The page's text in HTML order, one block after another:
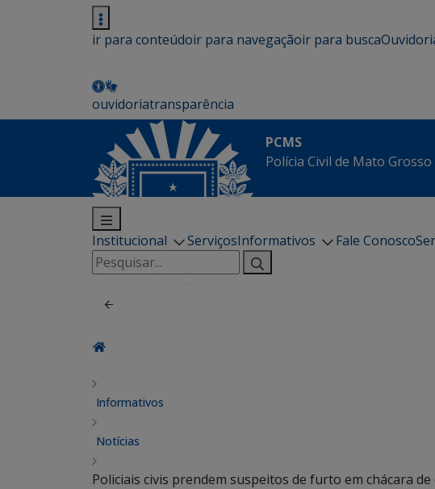
ir para conteúdoir para navegaçãoir para busca
ouvidoriatransparência
PCMS
Polícia Civil de Mato Grosso
Institucional ServiçosInformativos Fale Conosco
Pesquisar
por:
Informativos
Notícias
Policiais civis prendem suspeitos de furto em chácara